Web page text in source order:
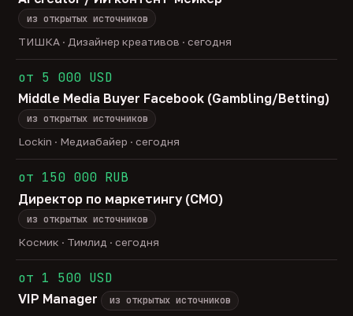
из открытых источников
ТИШКА · Дизайнер креативов · сегодня
от 5 000 USD
Middle Media Buyer Facebook (Gambling/Betting)
из открытых источников
Lockin · Медиабайер · сегодня
от 150 000 RUB
Директор по маркетингу (CMO)
из открытых источников
Космик · Тимлид · сегодня
от 1 500 USD
VIP Manager
из открытых источников